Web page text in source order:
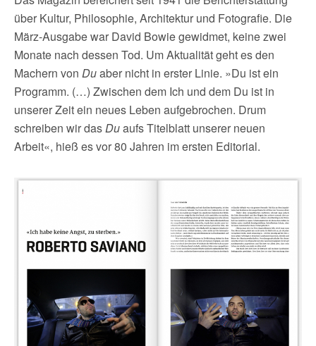
über Kultur, Philosophie, Architektur und Fotografie. Die
März-Ausgabe war David Bowie gewidmet, keine zwei
Monate nach dessen Tod. Um Aktualität geht es den
Machern von Duaber nicht in erster Linie. »Du ist ein
Programm. (…) Zwischen dem Ich und dem Du ist in
unserer Zeit ein neues Leben aufgebrochen. Drum
schreiben wir dasDuaufs Titelblatt unserer neuen
Arbeit«, hieß es vor 80 Jahren im ersten Editorial.